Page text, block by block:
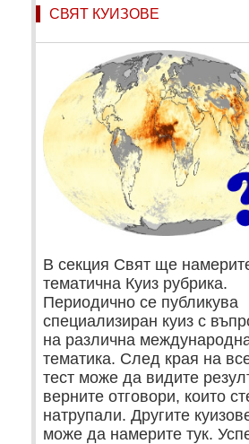
СВЯТ КУИЗОВЕ
В секция Свят ще
тематична Куиз рубрика.
Периодично се публикува
специализиран куиз с
на различна
тематика. След края на
тест може да видите
верните отговори, които
натрупали. Другите
може да намерите тук.